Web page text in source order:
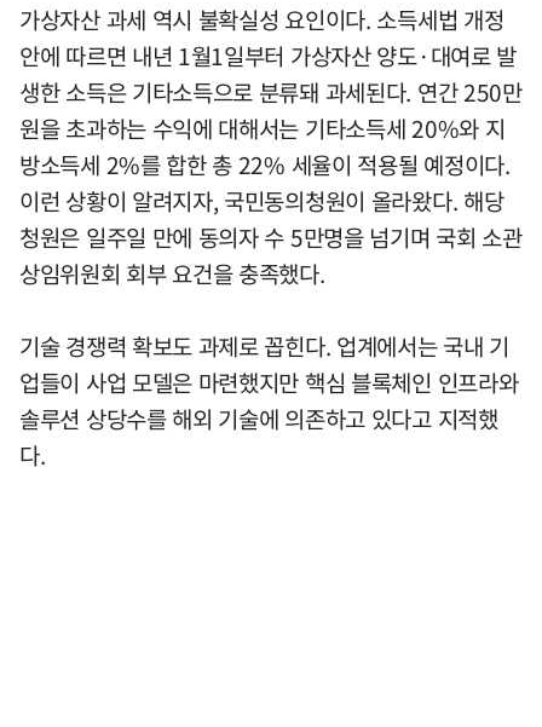
가상자산 과세 역시 불확실성 요인이다. 소득세법 개정
안에 따르면 내년 1월1일부터 가상자산 양도·대여로 발
생한 소득은 기타소득으로 분류돼 과세된다. 연간 250만
원을 초과하는 수익에 대해서는 기타소득세 20%와 지
방소득세 2%를 합한 총 22% 세율이 적용될 예정이다.
이런 상황이 알려지자, 국민동의청원이 올라왔다. 해당
청원은 일주일 만에 동의자 수 5만명을 넘기며 국회 소관
상임위원회 회부 요건을 충족했다.
기술 경쟁력 확보도 과제로 꼽힌다. 업계에서는 국내 기
업들이 사업 모델은 마련했지만 핵심 블록체인 인프라와
솔루션 상당수를 해외 기술에 의존하고 있다고 지적했
다.